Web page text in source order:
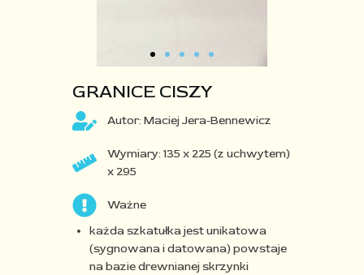
GRANICE CISZY
Autor: Maciej Jera-Bennewicz
Wymiary: 135 x 225 (z uchwytem)
x 295
Ważne
każda szkatułka jest unikatowa
(sygnowana i datowana) powstaje
na bazie drewnianej skrzynki